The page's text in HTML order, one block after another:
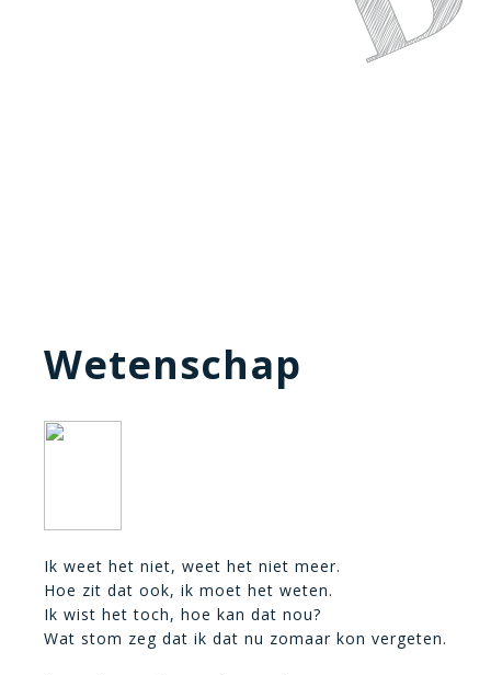
Wetenschap
Ik weet het niet, weet het niet meer.
Hoe zit dat ook, ik moet het weten.
Ik wist het toch, hoe kan dat nou?
Wat stom zeg dat ik dat nu zomaar kon vergeten.